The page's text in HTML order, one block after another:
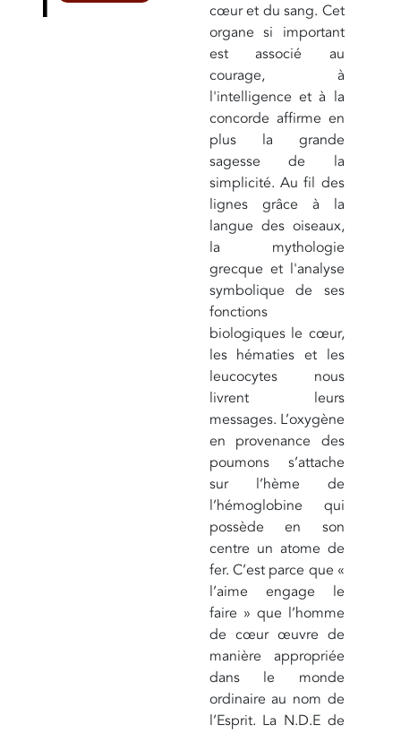
cœur et du sang. Cet
organe si important
est associé au
courage, à
l'intelligence et à la
concorde affirme en
plus la grande
sagesse de la
simplicité. Au fil des
lignes grâce à la
langue des oiseaux,
la mythologie
grecque et l'analyse
symbolique de ses
fonctions
biologiques le cœur,
les hématies et les
leucocytes nous
livrent leurs
messages. L’oxygène
en provenance des
poumons s’attache
sur l’hème de
l’hémoglobine qui
possède en son
centre un atome de
fer. C’est parce que «
l’aime engage le
faire » que l’homme
de cœur œuvre de
manière appropriée
dans le monde
ordinaire au nom de
l’Esprit. La N.D.E de